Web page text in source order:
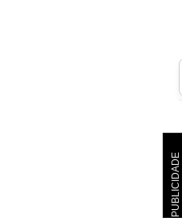
PUBLICIDADE